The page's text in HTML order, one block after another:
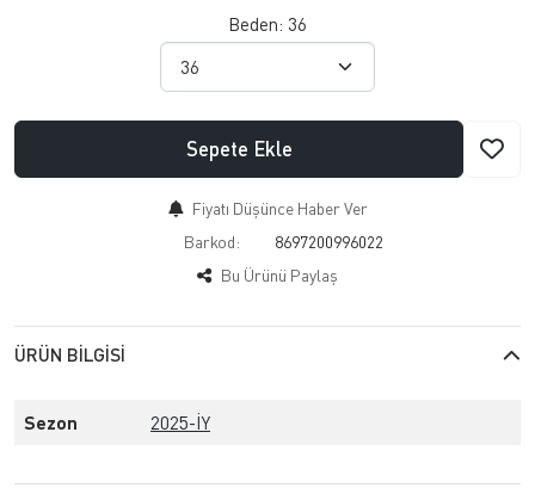
Beden: 36
Sepete Ekle
Fiyatı Düşünce Haber Ver
Barkod:
8697200996022
Bu Ürünü Paylaş
ÜRÜN BILGISI
Sezon 2025-İY